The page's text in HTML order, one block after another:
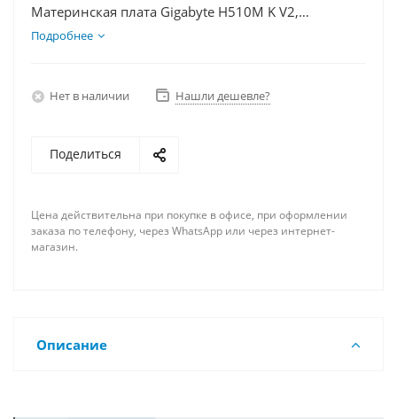
Материнская плата Gigabyte H510M K V2,
Видеокарта RX 6400 4Гб, Память DDR4 8Gb, Диски
Подробнее
Нет в наличии Нашли дешевле?
Поделиться
Цена действительна при покупке в офисе, при оформлении
заказа по телефону, через WhatsApp или через интернет-
магазин.
Описание